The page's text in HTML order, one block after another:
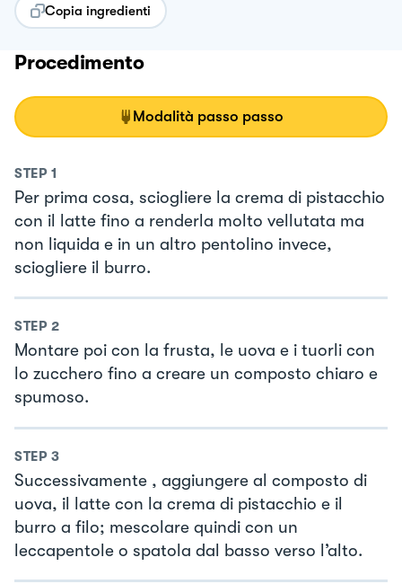
Copia ingredienti
Procedimento
Modalità passo passo
STEP 1
Per prima cosa, sciogliere la crema di pistacchio
con il latte fino a renderla molto vellutata ma
non liquida e in un altro pentolino invece,
sciogliere il burro.
STEP 2
Montare poi con la frusta, le uova e i tuorli con
lo zucchero fino a creare un composto chiaro e
spumoso.
STEP 3
Successivamente , aggiungere al composto di
uova, il latte con la crema di pistacchio e il
burro a filo; mescolare quindi con un
leccapentole o spatola dal basso verso l’alto.